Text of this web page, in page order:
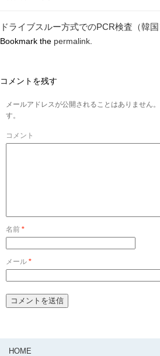
ドライブスルー方式でのPCR検査（韓国
Bookmark the permalink
コメントを残す
メールアドレスが公開されることはありません
す。
コメント
名前 *
メール *
HOME